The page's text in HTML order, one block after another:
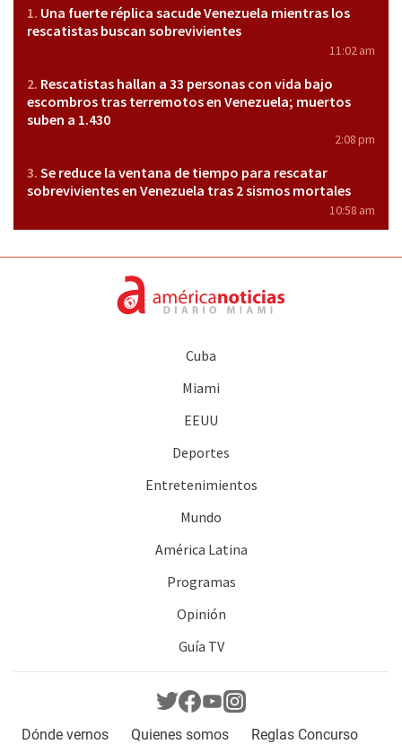
Una fuerte réplica sacude Venezuela mientras los
rescatistas buscan sobrevivientes
11:02 am
Rescatistas hallan a 33 personas con vida bajo
escombros tras terremotos en Venezuela; muertos
suben a 1.430
2:08 pm
Se reduce la ventana de tiempo para rescatar
sobrevivientes en Venezuela tras 2 sismos mortales
10:58 am
Cuba
Miami
EEUU
Deportes
Entretenimientos
Mundo
América Latina
Programas
Opinión
Guía TV
Dónde vernos Quienes somos Reglas Concurso